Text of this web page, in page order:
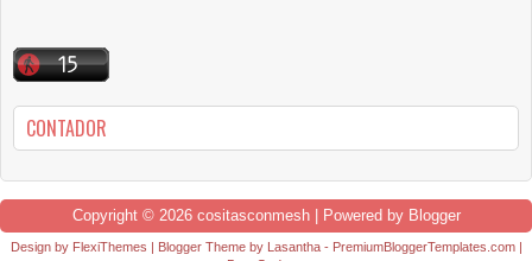
CONTADOR
Copyright © 2026 cositasconmesh| Powered by Blogger
Design by FlexiThemes | Blogger Theme by Lasantha- PremiumBloggerTemplates.com|